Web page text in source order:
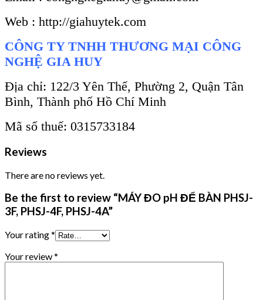
Web : http://giahuytek.com
CÔNG TY TNHH THƯƠNG MẠI CÔNG
NGHỆ GIA HUY
Địa chỉ: 122/3 Yên Thế, Phường 2, Quận Tân
Bình, Thành phố Hồ Chí Minh
Mã số thuế: 0315733184
Reviews
There are no reviews yet.
Be the first to review “MÁY ĐO pH ĐỂ BÀN PHSJ-
3F, PHSJ-4F, PHSJ-4A”
Your rating*
Your review*